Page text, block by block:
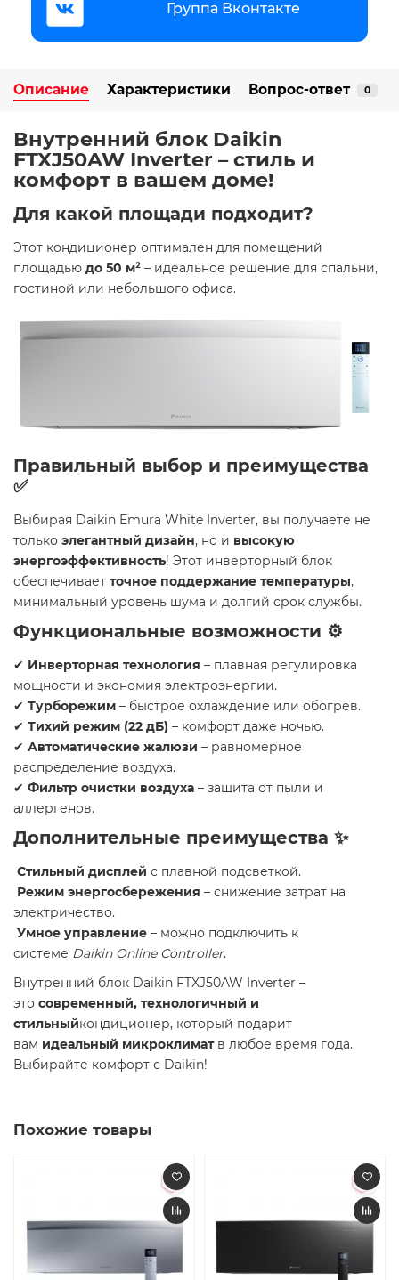
Группа Вконтакте
Описание Характеристики Вопрос-ответ 0
Внутренний блок Daikin
FTXJ50AW Inverter – стиль и
комфорт в вашем доме! ️
Для какой площади подходит?
Этот кондиционер оптимален для помещений
площадью до 50 м² – идеальное решение для спальни,
гостиной или небольшого офиса.
Правильный выбор и преимущества
✅
Выбирая Daikin Emura White Inverter, вы получаете не
только элегантный дизайн, но и высокую
энергоэффективность! Этот инверторный блок
обеспечивает точное поддержание температуры,
минимальный уровень шума и долгий срок службы.
Функциональные возможности ⚙️
✔ Инверторная технология – плавная регулировка
мощности и экономия электроэнергии.
✔ Турборежим – быстрое охлаждение или обогрев.
✔ Тихий режим (22 дБ) – комфорт даже ночью.
✔ Автоматические жалюзи – равномерное
распределение воздуха.
✔ Фильтр очистки воздуха – защита от пыли и
аллергенов.
Дополнительные преимущества ✨
Стильный дисплей с плавной подсветкой.
Режим энергосбережения – снижение затрат на
электричество.
Умное управление – можно подключить к
системе Daikin Online Controller.
Внутренний блок Daikin FTXJ50AW Inverter –
это современный, технологичный и
стильныйкондиционер, который подарит
вам идеальный микроклиматв любое время года.
Выбирайте комфорт с Daikin!
Похожие товары